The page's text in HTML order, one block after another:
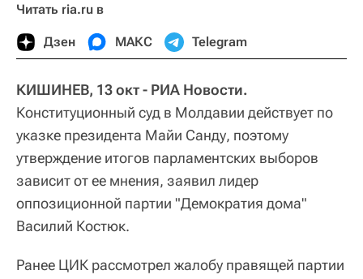
Читать ria.ru в
Дзен МАКС Telegram
КИШИНЕВ, 13 окт - РИА Новости.
Конституционный суд в Молдавии действует по
указке президента Майи Санду, поэтому
утверждение итогов парламентских выборов
зависит от ее мнения, заявил лидер
оппозиционной партии "Демократия дома"
Василий Костюк.
Ранее ЦИК рассмотрел жалобу правящей партии